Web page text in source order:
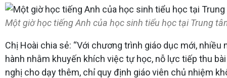
Một giờ học tiếng Anh của học sinh tiểu học tại Trung
Chị Hoài chia sẻ: “Với chương trình giáo dục mới,
hành nhằm khuyến khích việc tự học, nỗ lực tiếp thu
nghị cho dạy thêm, chỉ quy định giáo viên chủ nhiệm